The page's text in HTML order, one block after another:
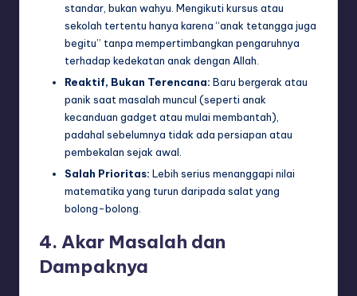
standar, bukan wahyu. Mengikuti kursus atau
sekolah tertentu hanya karena “anak tetangga juga
begitu” tanpa mempertimbangkan pengaruhnya
terhadap kedekatan anak dengan Allah.
Reaktif, Bukan Terencana: Baru bergerak atau
panik saat masalah muncul (seperti anak
kecanduan gadget atau mulai membantah),
padahal sebelumnya tidak ada persiapan atau
pembekalan sejak awal.
Salah Prioritas: Lebih serius menanggapi nilai
matematika yang turun daripada salat yang
bolong-bolong.
4. Akar Masalah dan
Dampaknya